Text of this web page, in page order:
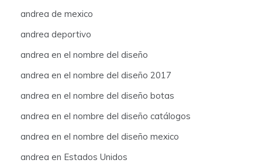
andrea de mexico
andrea deportivo
andrea en el nombre del diseño
andrea en el nombre del diseño 2017
andrea en el nombre del diseño botas
andrea en el nombre del diseño catálogos
andrea en el nombre del diseño mexico
andrea en Estados Unidos